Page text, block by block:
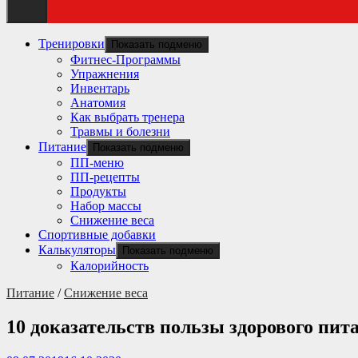
Тренировки Показать подменю
Фитнес-Программы
Упражнения
Инвентарь
Анатомия
Как выбрать тренера
Травмы и болезни
Питание
Показать подменю
ПП-меню
ПП-рецепты
Продукты
Набор массы
Снижение веса
Спортивные добавки
Калькуляторы
Показать подменю
Калорийность
Питание /Снижение веса
10 доказательств пользы здорового